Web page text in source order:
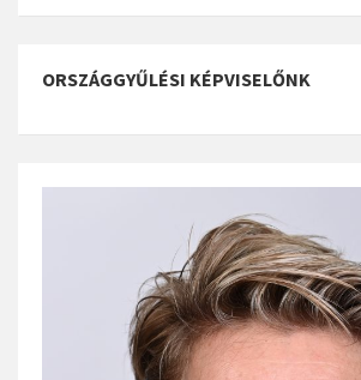
ORSZÁGGYŰLÉSI KÉPVISELŐNK